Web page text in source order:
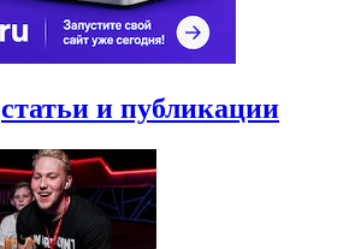
статьи и публикации